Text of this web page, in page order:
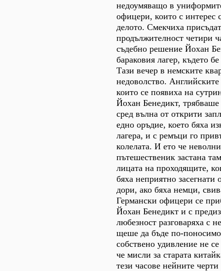
недоумяващо в
офицери, които с интерес
делото. Смекчиха
продължителност четири
съдебно решение Йохан
бараковия лагер, където
Тази вечер в немските
недоволство.
които се появиха на
Йохан Бенедикт,
сред вълна от открити
едно оръдие, което бяха
лагера, и с ремъци го
колелата. И ето че
пътешественик застана
лицата на проходящите,
бяха неприятно засегнати
дори, ако бяха немци,
Германски офицери се
Йохан Бенедикт и с
любезност разговаряха с
щеше да бъде по-поносимо
собствено удивление не
че мисли за старата
тези часове нейните черти